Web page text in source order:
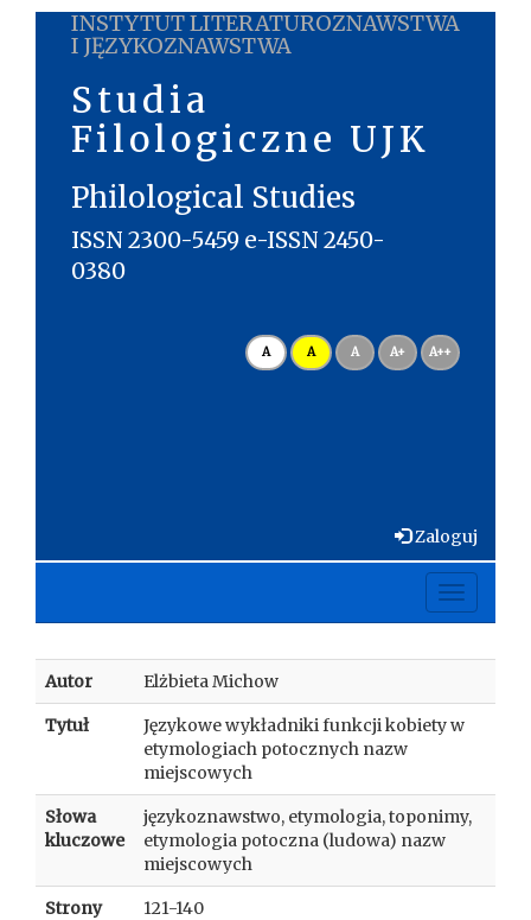
INSTYTUT LITERATUROZNAWSTWA
I JĘZYKOZNAWSTWA
Studia
Filologiczne UJK
Philological Studies
ISSN 2300-5459 e-ISSN 2450-
0380
A A A A+ A++
Zaloguj
Toggle
Autor Elżbieta Michow
Tytuł
Językowe wykładniki funkcji kobiety w
etymologiach potocznych nazw
miejscowych
Słowa
kluczowe
językoznawstwo, etymologia, toponimy,
etymologia potoczna (ludowa) nazw
miejscowych
Strony 121-140